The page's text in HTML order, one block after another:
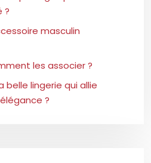
?
masculin
les associer ?
belle lingerie qui allie
?